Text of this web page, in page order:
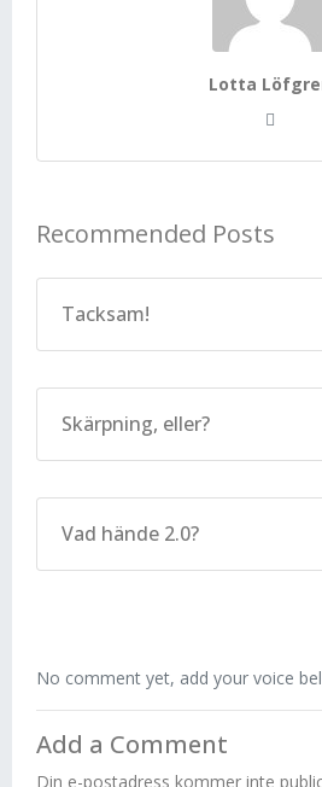
Lotta
Recommended Posts
Tacksam!
Skärpning, eller?
Vad hände 2.0?
No comment yet, add your voice
Add a Comment
Din e-postadress kommer inte